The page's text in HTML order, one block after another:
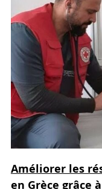
Améliorer les
en Grèce grâce